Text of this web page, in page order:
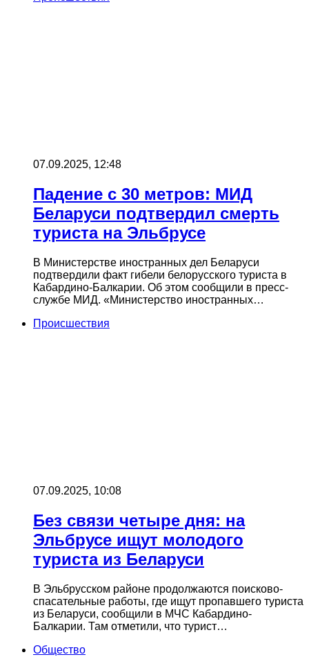
07.09.2025, 12:48
Падение с 30 метров: МИД
Беларуси подтвердил смерть
туриста на Эльбрусе
В Министерстве иностранных дел Беларуси
подтвердили факт гибели белорусского туриста в
Кабардино-Балкарии. Об этом сообщили в пресс-
службе МИД. «Министерство иностранных…
Происшествия
07.09.2025, 10:08
Без связи четыре дня: на
Эльбрусе ищут молодого
туриста из Беларуси
В Эльбрусском районе продолжаются поисково-
спасательные работы, где ищут пропавшего туриста
из Беларуси, сообщили в МЧС Кабардино-
Балкарии. Там отметили, что турист…
Общество